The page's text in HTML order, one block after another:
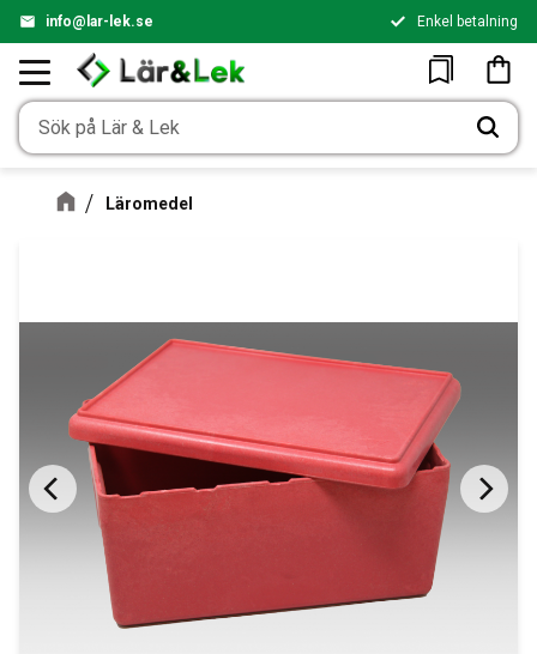
info@lar-lek.se Enkel betalning
Favoriter
Läromedel